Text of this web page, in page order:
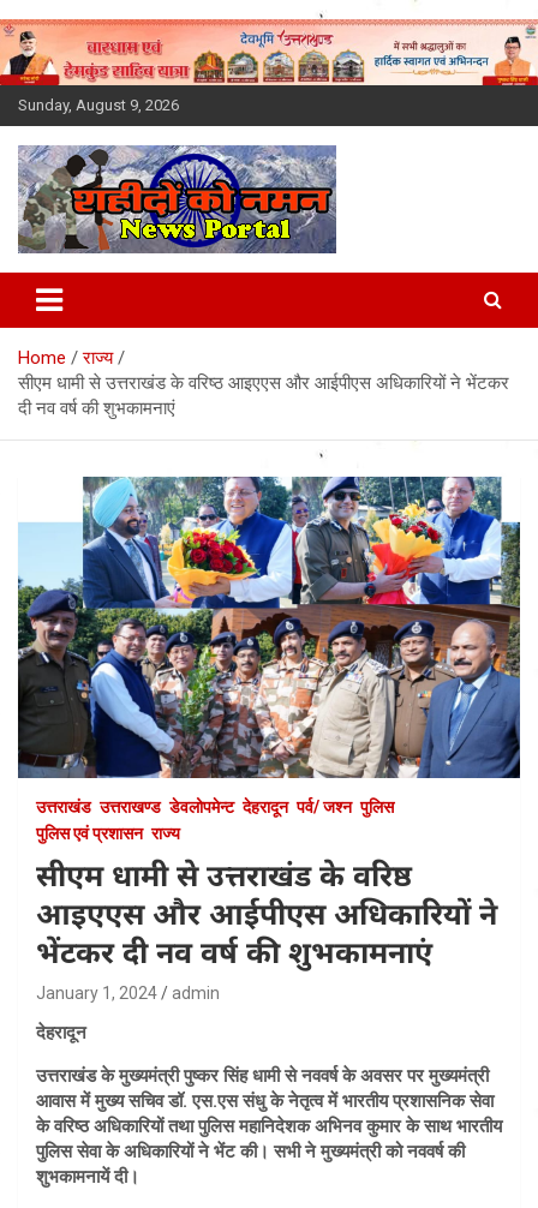
Skip
to
content
Sunday, August 9, 2026
Latest News Today, Breaking
News, Uttarakhand News in
Hindi
Home
राज्य
सीएम धामी से उत्तराखंड के वरिष्ठ आइएएस और आईपीएस अधिकारियों ने भेंटकर
दी नव वर्ष की शुभकामनाएं
उत्तराखंड उत्तराखण्ड डेवलोपमेन्ट देहरादून पर्व/ जश्न पुलिस
पुलिस एवं प्रशासन राज्य
सीएम धामी से उत्तराखंड के वरिष्ठ
आइएएस और आईपीएस अधिकारियों ने
भेंटकर दी नव वर्ष की शुभकामनाएं
January 1, 2024 admin
देहरादून
उत्तराखंड के मुख्यमंत्री पुष्कर सिंह धामी से नववर्ष के अवसर पर मुख्यमंत्री
आवास में मुख्य सचिव डॉ. एस.एस संधु के नेतृत्व में भारतीय प्रशासनिक सेवा
के वरिष्ठ अधिकारियों तथा पुलिस महानिदेशक अभिनव कुमार के साथ भारतीय
पुलिस सेवा के अधिकारियों ने भेंट की। सभी ने मुख्यमंत्री को नववर्ष की
शुभकामनायें दी।